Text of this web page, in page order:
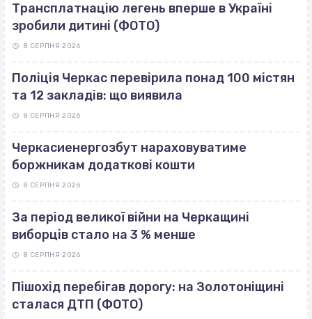
Трансплатнацію легень вперше в Україні
зробили дитині (ФОТО)
8 СЕРПНЯ 2026
Поліція Черкас перевірила понад 100 містян
та 12 закладів: що виявила
8 СЕРПНЯ 2026
Черкасиенергозбут нараховуватиме
боржникам додаткові кошти
8 СЕРПНЯ 2026
За період великої війни на Черкащині
виборців стало на 3 % менше
8 СЕРПНЯ 2026
Пішохід перебігав дорогу: на Золотоніщині
сталася ДТП (ФОТО)